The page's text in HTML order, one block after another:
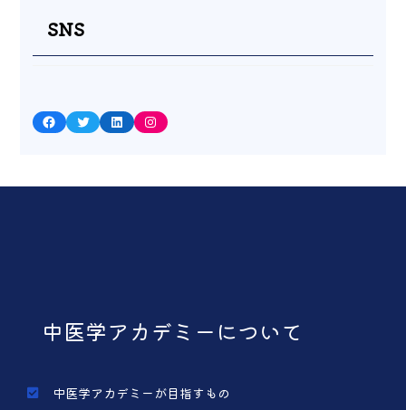
SNS
Facebook Twitter LinkedIn Instagram
中医学アカデミーについて
中医学アカデミーが目指すもの